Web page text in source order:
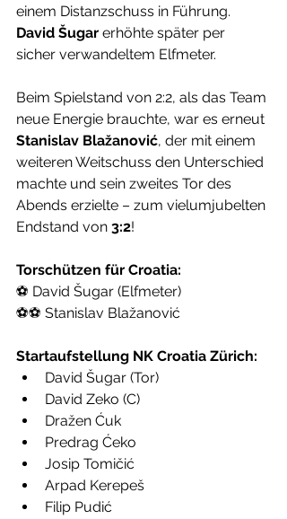
einem Distanzschuss in Führung.
David Šugar erhöhte später per
sicher verwandeltem Elfmeter.
Beim Spielstand von 2:2, als das Team
neue Energie brauchte, war es erneut
Stanislav Blažanović, der mit einem
weiteren Weitschuss den Unterschied
machte und sein zweites Tor des
Abends erzielte – zum vielumjubelten
Endstand von 3:2!
Torschützen für Croatia:
⚽ David Šugar (Elfmeter)
⚽⚽ Stanislav Blažanović
Startaufstellung NK Croatia Zürich:
David Šugar (Tor)
David Zeko (C)
Dražen Ćuk
Predrag Ćeko
Josip Tomičić
Arpad Kerepeš
Filip Pudić